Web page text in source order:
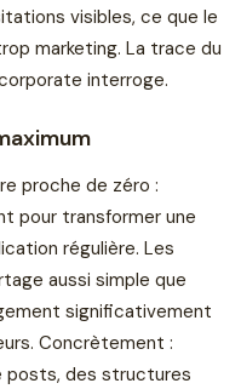
visibles, ce que le
marketing. La trace du
interroge.
proche de zéro :
pour transformer une
régulière. Les
aussi simple que
significativement
Concrètement :
posts, des structures